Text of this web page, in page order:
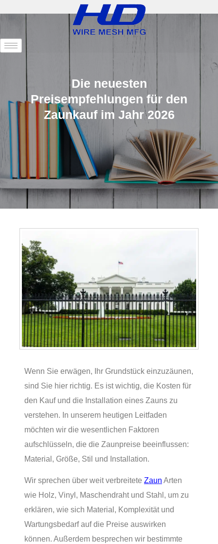
Die neuesten
Preisempfehlungen für den
Zaunkauf im Jahr 2026
Wenn Sie erwägen, Ihr Grundstück einzuzäunen,
sind Sie hier richtig. Es ist wichtig, die Kosten für
den Kauf und die Installation eines Zauns zu
verstehen. In unserem heutigen Leitfaden
möchten wir die wesentlichen Faktoren
aufschlüsseln, die die Zaunpreise beeinflussen:
Material, Größe, Stil und Installation.
Wir sprechen über weit verbreitete Zaun Arten
wie Holz, Vinyl, Maschendraht und Stahl, um zu
erklären, wie sich Material, Komplexität und
Wartungsbedarf auf die Preise auswirken
können. Außerdem besprechen wir bestimmte